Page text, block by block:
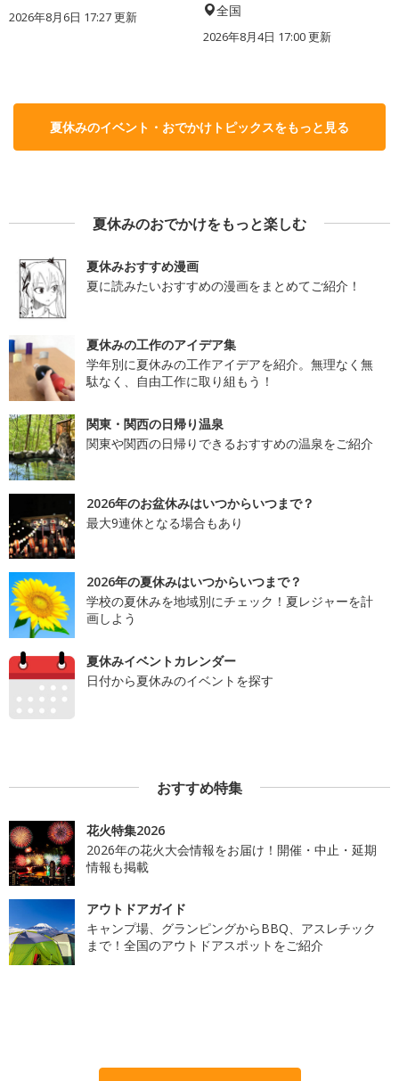
2026年8月6日 17:27更新 全国
2026年8月4日 17:00更新
夏休みのイベント・おでかけトピックスをもっと見る
夏休みのおでかけをもっと楽しむ
夏休みおすすめ漫画
夏に読みたいおすすめの漫画をまとめてご紹介！
夏休みの工作のアイデア集
学年別に夏休みの工作アイデアを紹介。無理なく無
駄なく、自由工作に取り組もう！
関東・関西の日帰り温泉
関東や関西の日帰りできるおすすめの温泉をご紹介
2026年のお盆休みはいつからいつまで？
最大9連休となる場合もあり
2026年の夏休みはいつからいつまで？
学校の夏休みを地域別にチェック！夏レジャーを計
画しよう
夏休みイベントカレンダー
日付から夏休みのイベントを探す
おすすめ特集
花火特集2026
2026年の花火大会情報をお届け！開催・中止・延期
情報も掲載
アウトドアガイド
キャンプ場、グランピングからBBQ、アスレチック
まで！全国のアウトドアスポットをご紹介